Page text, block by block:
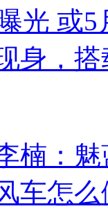
光 或5
身，搭
楠：
车怎